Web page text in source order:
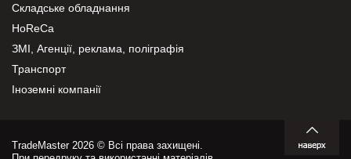
Складське обладнання
HoReCa
ЗМІ, Агенції, реклама, поліграфія
Транспорт
Іноземні компанії
TradeMaster 2026 © Всі права захищені.